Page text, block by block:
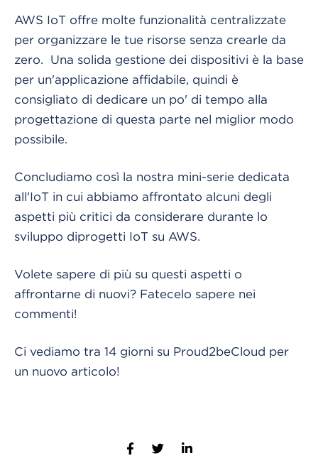
AWS IoT offre molte funzionalità centralizzate
per organizzare le tue risorse senza crearle da
zero. Una solida gestione dei dispositivi è la base
per un'applicazione affidabile, quindi è
consigliato di dedicare un po' di tempo alla
progettazione di questa parte nel miglior modo
possibile.
Concludiamo così la nostra mini-serie dedicata
all'IoT in cui abbiamo affrontato alcuni degli
aspetti più critici da considerare durante lo
sviluppo diprogetti IoT su AWS.
Volete sapere di più su questi aspetti o
affrontarne di nuovi? Fatecelo sapere nei
commenti!
Ci vediamo tra 14 giorni su Proud2beCloud per
un nuovo articolo!